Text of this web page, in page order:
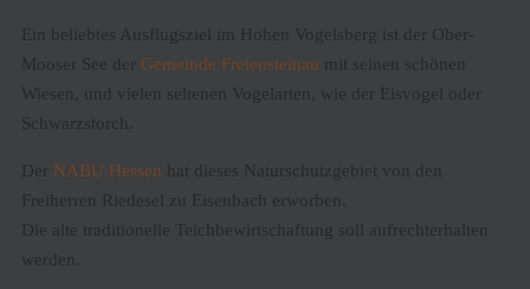
Ein beliebtes Ausflugsziel im Hohen Vogelsberg ist der Ober-
Mooser See der Gemeinde Freiensteinau
mit seinen schönen
Wiesen, und vielen seltenen Vogelarten, wie der Eisvogel oder
Schwarzstorch.
Der NABU Hessen hat dieses Naturschutzgebiet von den
Freiherren Riedesel zu Eisenbach erworben.
Die alte traditionelle Teichbewirtschaftung soll aufrechterhalten
werden.